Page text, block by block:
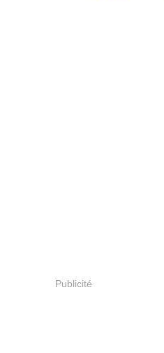
Publicité